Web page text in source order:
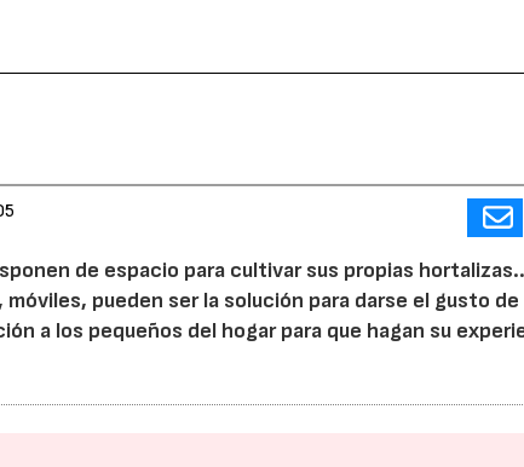
de espacio para cultivar sus propias
pueden ser la solución para darse el gusto
a los pequeños del hogar para que hagan su